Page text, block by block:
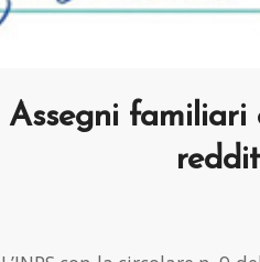
Assegni familiari